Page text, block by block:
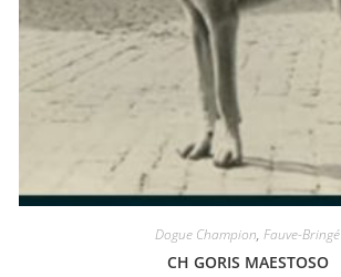
Dogue Champion,Fauve-Bringé
CH GORIS MAESTOSO